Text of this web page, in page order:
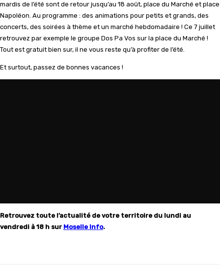
mardis de l’été sont de retour jusqu’au 18 août, place du Marché et place
Napoléon. Au programme : des animations pour petits et grands, des
concerts, des soirées à thème et un marché hebdomadaire ! Ce 7 juillet
retrouvez par exemple le groupe Dos Pa Vos sur la place du Marché !
Tout est gratuit bien sur, il ne vous reste qu’à profiter de l’été.
Et surtout, passez de bonnes vacances !
Retrouvez toute l’actualité de votre territoire du lundi au
vendredi à 18 h sur Moselle Info.